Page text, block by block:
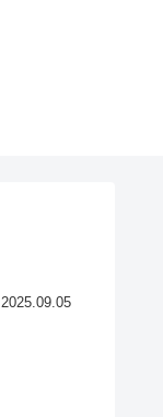
2025.09.05